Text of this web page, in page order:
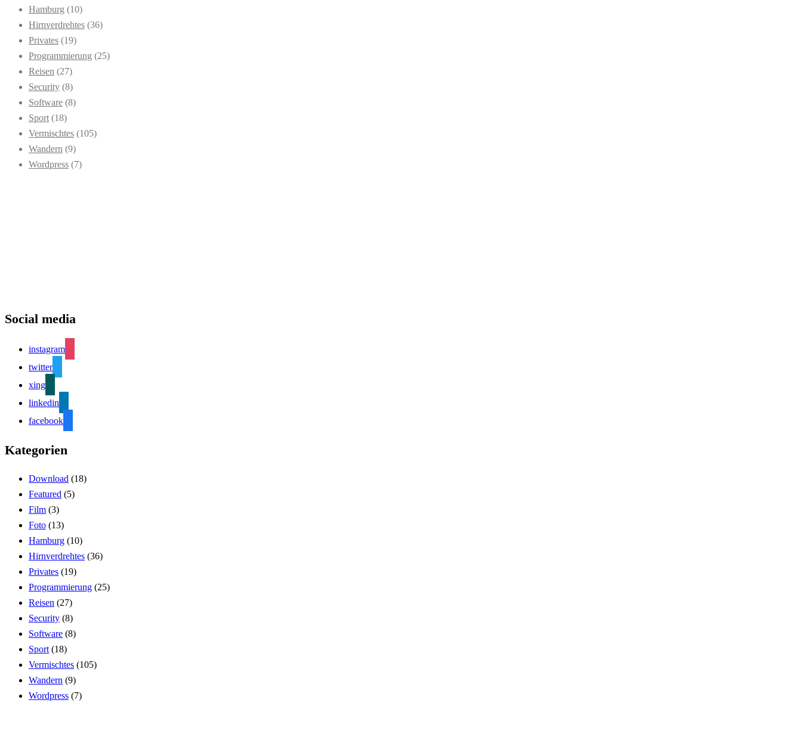
Hamburg (10)
Hirnverdrehtes (36)
Privates (19)
Programmierung (25)
Reisen (27)
Security (8)
Software (8)
Sport (18)
Vermischtes (105)
Wandern (9)
Wordpress (7)
Social media
instagram
twitter
xing
linkedin
facebook
Kategorien
Download (18)
Featured (5)
Film (3)
Foto (13)
Hamburg (10)
Hirnverdrehtes (36)
Privates (19)
Programmierung (25)
Reisen (27)
Security (8)
Software (8)
Sport (18)
Vermischtes (105)
Wandern (9)
Wordpress (7)